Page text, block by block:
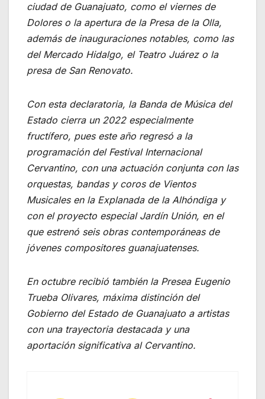
ciudad de Guanajuato, como el viernes de
Dolores o la apertura de la Presa de la Olla,
además de inauguraciones notables, como las
del Mercado Hidalgo, el Teatro Juárez o la
presa de San Renovato.
Con esta declaratoria, la Banda de Música del
Estado cierra un 2022 especialmente
fructífero, pues este año regresó a la
programación del Festival Internacional
Cervantino, con una actuación conjunta con las
orquestas, bandas y coros de Vientos
Musicales en la Explanada de la Alhóndiga y
con el proyecto especial Jardín Unión, en el
que estrenó seis obras contemporáneas de
jóvenes compositores guanajuatenses.
En octubre recibió también la Presea Eugenio
Trueba Olivares, máxima distinción del
Gobierno del Estado de Guanajuato a artistas
con una trayectoria destacada y una
aportación significativa al Cervantino.